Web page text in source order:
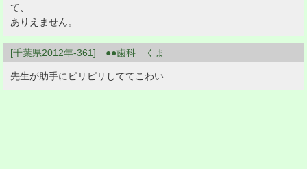
て、
ありえません。
[千葉県2012年-361] ●●歯科 くま
先生が助手にピリピリしててこわい